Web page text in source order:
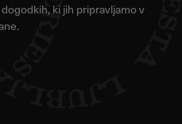
ki jih pripravljamo v